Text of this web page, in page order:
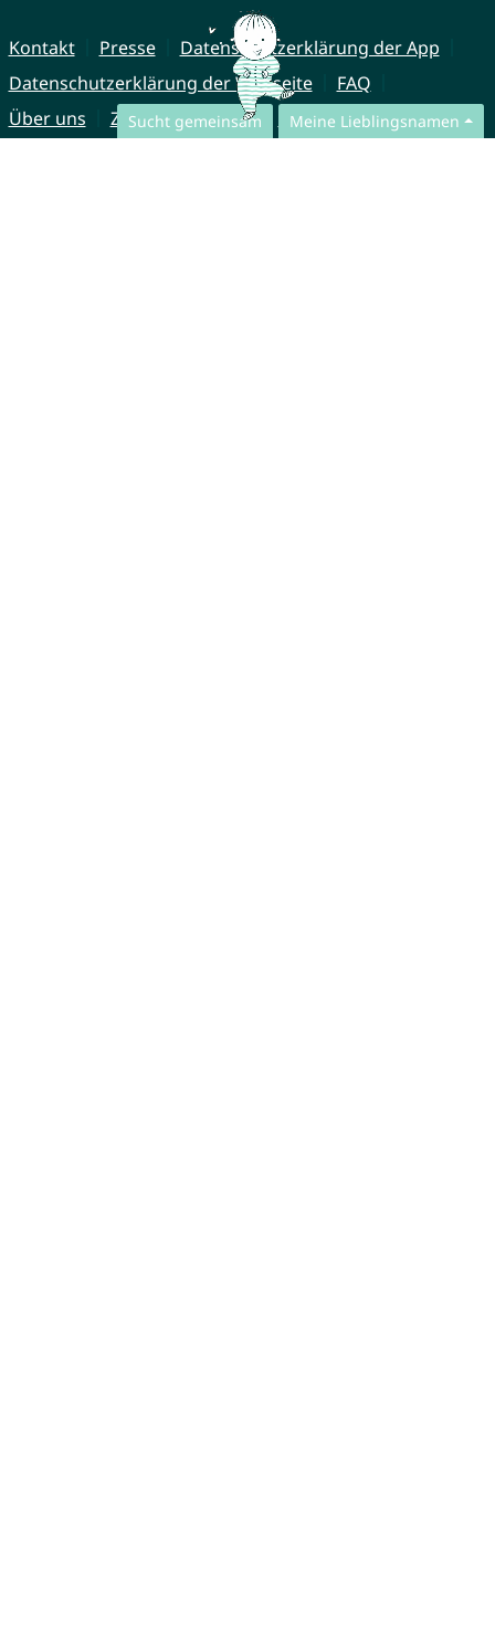
Sucht gemeinsam Meine Lieblingsnamen
Kontakt Presse
Datenschutzerklärung der App
Datenschutzerklärung der Webseite
FAQ
Über uns
Zusammenarbeit Impressum